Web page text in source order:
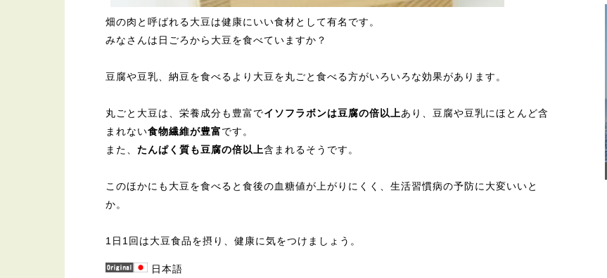
畑の肉と呼ばれる大豆は健康にいい食材として有名です。
みなさんは日ごろから大豆を食べていますか？
豆腐や豆乳、納豆を食べるより大豆を丸ごと食べる方がいろいろな効果があります。
丸ごと大豆は、栄養成分も豊富でイソフラボンは豆腐の倍以上あり、豆腐や豆乳にほとんど含
まれない食物繊維が豊富です。
また、 たんぱく質も豆腐の倍以上含まれるそうです。
このほかにも大豆を食べると食後の血糖値が上がりにくく、生活習慣病の予防に大変いいと
か。
1日1回は大豆食品を摂り、健康に気をつけましょう。
日本語